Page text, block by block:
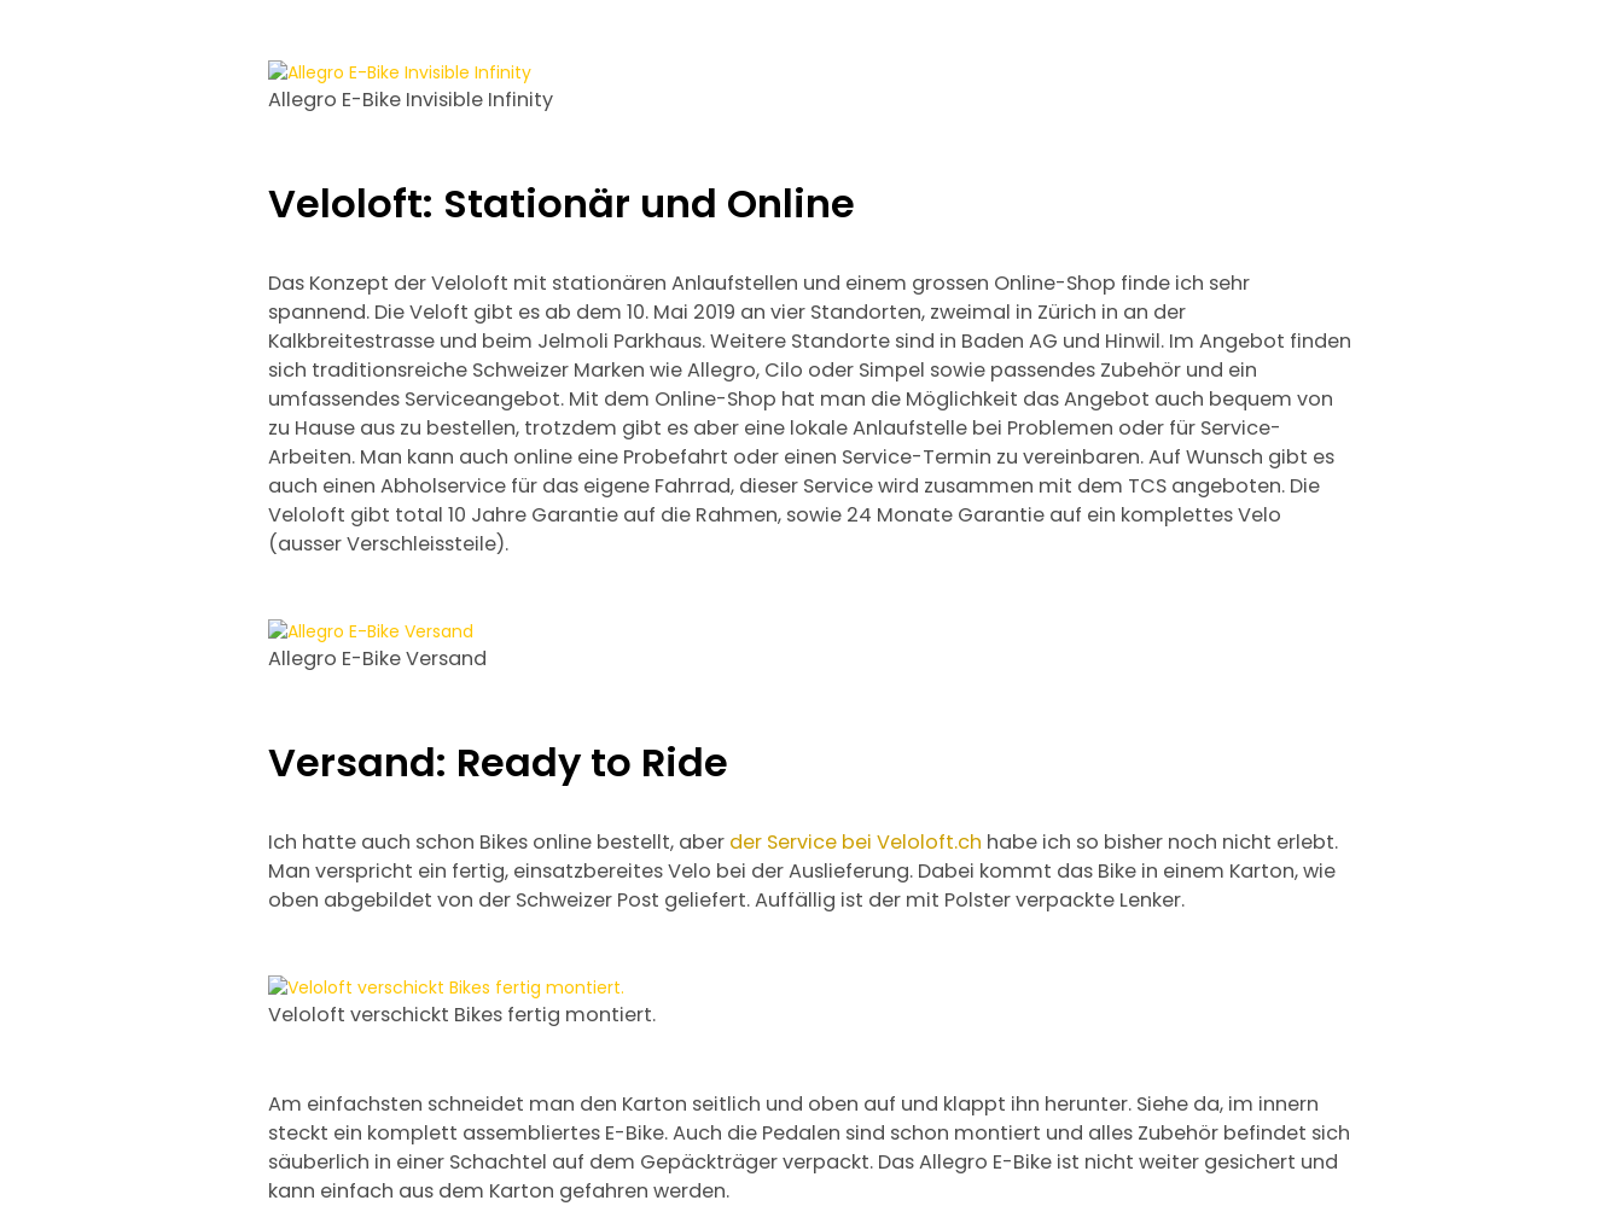
Allegro E-Bike Invisible Infinity
Veloloft: Stationär und Online
Das Konzept der Veloloft mit stationären Anlaufstellen und einem grossen Online-Shop finde ich sehr
spannend. Die Veloft gibt es ab dem 10. Mai 2019 an vier Standorten, zweimal in Zürich in an der
Kalkbreitestrasse und beim Jelmoli Parkhaus. Weitere Standorte sind in Baden AG und Hinwil. Im Angebot finden
sich traditionsreiche Schweizer Marken wie Allegro, Cilo oder Simpel sowie passendes Zubehör und ein
umfassendes Serviceangebot. Mit dem Online-Shop hat man die Möglichkeit das Angebot auch bequem von
zu Hause aus zu bestellen, trotzdem gibt es aber eine lokale Anlaufstelle bei Problemen oder für Service-
Arbeiten. Man kann auch online eine Probefahrt oder einen Service-Termin zu vereinbaren. Auf Wunsch gibt es
auch einen Abholservice für das eigene Fahrrad, dieser Service wird zusammen mit dem TCS angeboten. Die
Veloloft gibt total 10 Jahre Garantie auf die Rahmen, sowie 24 Monate Garantie auf ein komplettes Velo
(ausser Verschleissteile).
Allegro E-Bike Versand
Versand: Ready to Ride
Ich hatte auch schon Bikes online bestellt, aber der Service bei Veloloft.ch habe ich so bisher noch nicht erlebt.
Man verspricht ein fertig, einsatzbereites Velo bei der Auslieferung. Dabei kommt das Bike in einem Karton, wie
oben abgebildet von der Schweizer Post geliefert. Auffällig ist der mit Polster verpackte Lenker.
Veloloft verschickt Bikes fertig montiert.
Am einfachsten schneidet man den Karton seitlich und oben auf und klappt ihn herunter. Siehe da, im innern
steckt ein komplett assembliertes E-Bike. Auch die Pedalen sind schon montiert und alles Zubehör befindet sich
säuberlich in einer Schachtel auf dem Gepäckträger verpackt. Das Allegro E-Bike ist nicht weiter gesichert und
kann einfach aus dem Karton gefahren werden.